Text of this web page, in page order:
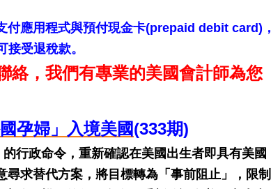
付應用程式與預付現金卡(prepaid debit card)，
受退稅款。
絡，我們有專業的美國會計師為您
孕婦」入境美國(333期)
行政命令，重新確認在美國出生者即具有美國
求替代方案，將目標轉為「事前阻止」，限制